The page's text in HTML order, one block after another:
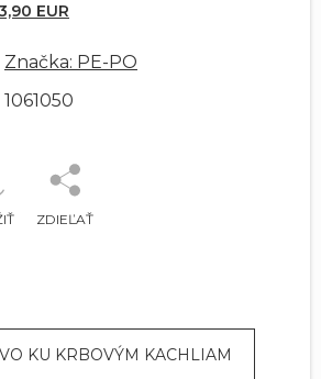
ZDIEĽAŤ
EUR
Značka: PE-PO
1061050
KU KRBOVÝM KACHLIAM